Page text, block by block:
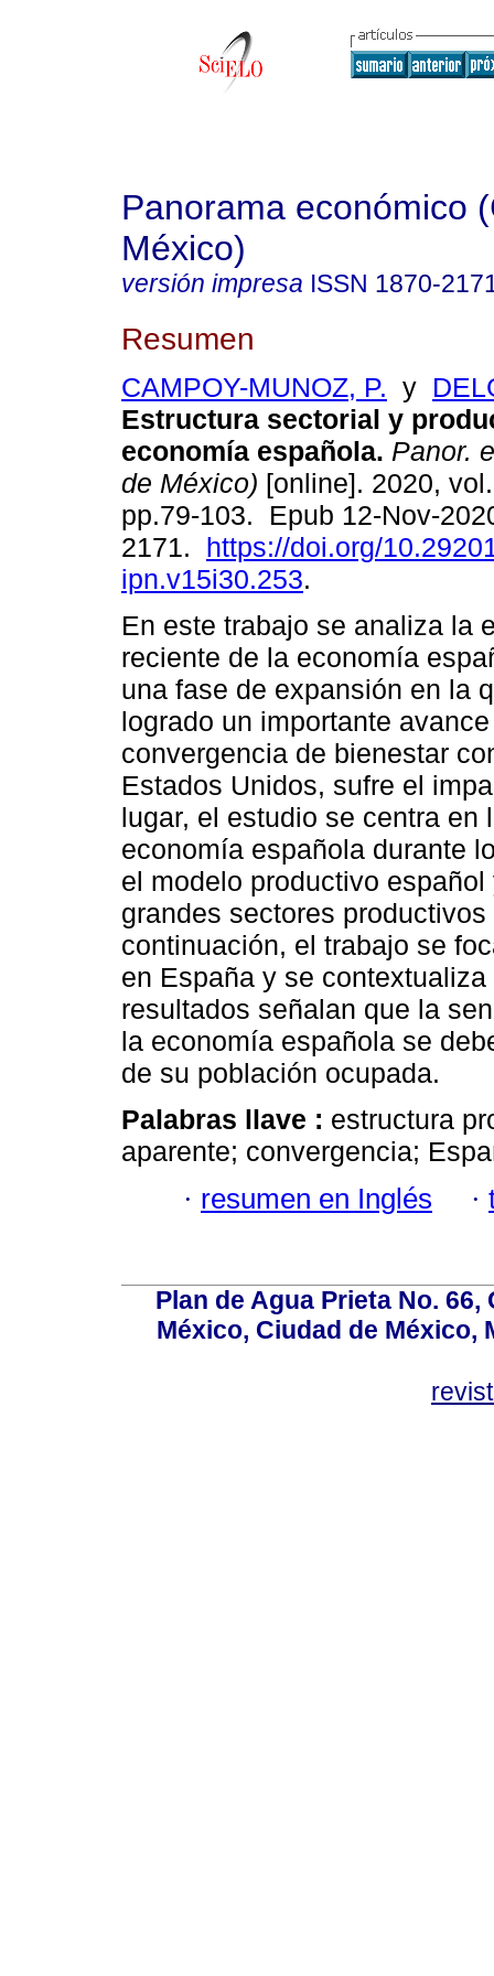
Panorama económico
México)
versión impresa ISSN 1870-
Resumen
CAMPOY-MUNOZ, P. y
Estructura sectorial y
economía española. Panor.
de México) [online]. 2020,
pp.79-103. Epub 12-Nov-
2171. https://doi.org/
ipn.v15i30.253.
En este trabajo se analiza la
reciente de la economía
una fase de expansión en la
logrado un importante
convergencia de bienestar
Estados Unidos, sufre el
lugar, el estudio se centra en
economía española durante
el modelo productivo
grandes sectores
continuación, el trabajo se
en España y se
resultados señalan que la
la economía española se
de su población ocupada.
Palabras llave : estructura
aparente; convergencia;
· resumen en Inglés ·
Plan de Agua Prieta No.
México, Ciudad de México,